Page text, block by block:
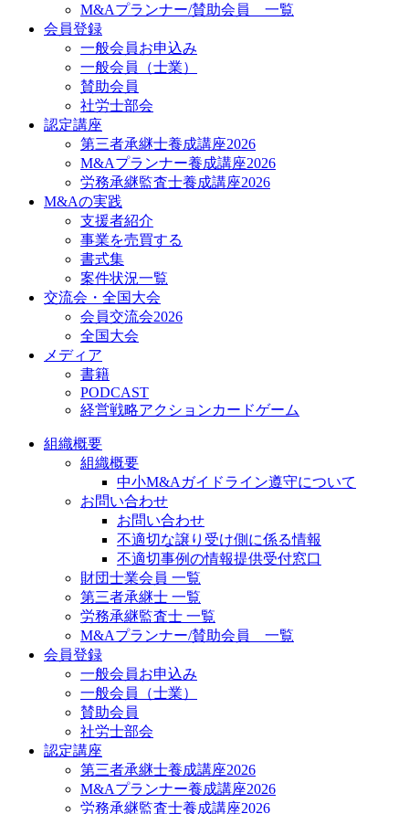
M&Aプランナー/賛助会員 一覧
会員登録
一般会員お申込み
一般会員（士業）
賛助会員
社労士部会
認定講座
第三者承継士養成講座2026
M&Aプランナー養成講座2026
労務承継監査士養成講座2026
M&Aの実践
支援者紹介
事業を売買する
書式集
案件状況一覧
交流会・全国大会
会員交流会2026
全国大会
メディア
書籍
PODCAST
経営戦略アクションカードゲーム
組織概要
組織概要
中小M&Aガイドライン遵守について
お問い合わせ
お問い合わせ
不適切な譲り受け側に係る情報
不適切事例の情報提供受付窓口
財団士業会員 一覧
第三者承継士 一覧
労務承継監査士 一覧
M&Aプランナー/賛助会員 一覧
会員登録
一般会員お申込み
一般会員（士業）
賛助会員
社労士部会
認定講座
第三者承継士養成講座2026
M&Aプランナー養成講座2026
労務承継監査士養成講座2026